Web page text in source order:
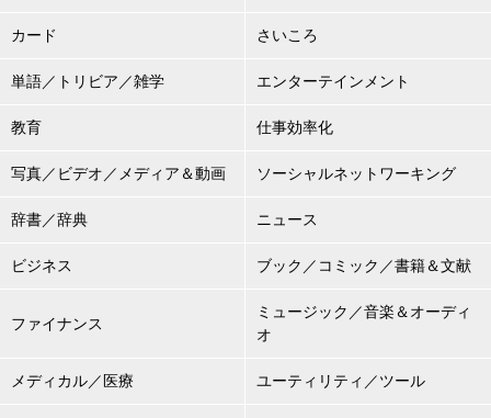
カード さいころ
単語／トリビア／雑学 エンターテインメント
教育 仕事効率化
写真／ビデオ／メディア＆動画 ソーシャルネットワーキング
辞書／辞典 ニュース
ビジネス ブック／コミック／書籍＆文献
ファイナンス
ミュージック／音楽＆オーディ
オ
メディカル／医療 ユーティリティ／ツール